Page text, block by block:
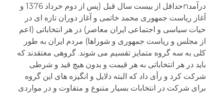
درآمدnحداقل از بیست سال قبل (پس از دوم خرداد 1376 و
آغاز ریاست جمهوری محمد خاتمی و آغاز دوران تازه ای در
حیات سیاسی و اجتماعی ایران معاصر) در هر انتخاباتی (اعم
از مجلس و ریاست جمهوری و شوراها) مردم ایران به طور
کلی به سه گروه متمایز تقسیم می شوند. گروهی معتقدند که
باید در هر انتخاباتی به هر قیمت و بدون هیچ قید و شرطی
شرکت کرد و رأی داد که البته دلایل و انگیزه های این گروه
برای شرکت در انتخابات بسیار متنوع و متفاوت و در مواردی